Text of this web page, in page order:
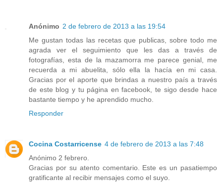
Anónimo 2 de febrero de 2013 a las 19:54
Me gustan todas las recetas que publicas, sobre todo me
agrada ver el seguimiento que les das a través de
fotografías, esta de la mazamorra me parece genial, me
recuerda a mi abuelita, sólo ella la hacía en mi casa.
Gracias por el aporte que brindas a nuestro país a través
de este blog y tu página en facebook, te sigo desde hace
bastante tiempo y he aprendido mucho.
Responder
Cocina Costarricense 4 de febrero de 2013 a las 7:48
Anónimo 2 febrero.
Gracias por su atento comentario. Este es un pasatiempo
gratificante al recibir mensajes como el suyo.